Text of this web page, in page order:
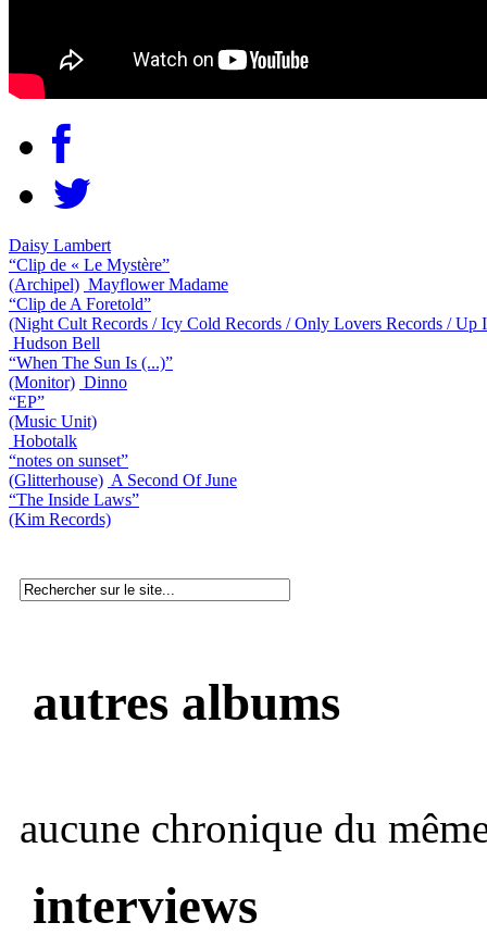
Daisy Lambert
“Clip de « Le Mystère”
(Archipel) Mayflower Madame
“Clip de A Foretold”
(Night Cult Records / Icy Cold Records / Only Lovers Records / Up
Hudson Bell
“When The Sun Is (...)”
(Monitor) Dinno
“EP”
(Music Unit)
Hobotalk
“notes on sunset”
(Glitterhouse) A Second Of June
“The Inside Laws”
(Kim Records)
autres albums
aucune chronique du
interviews